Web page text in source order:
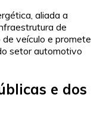
aliada a
de
veículo e promete
setor automotivo
e dos